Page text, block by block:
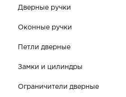
Дверные ручки
Оконные ручки
Петли дверные
Замки и цилиндры
Ограничители дверные